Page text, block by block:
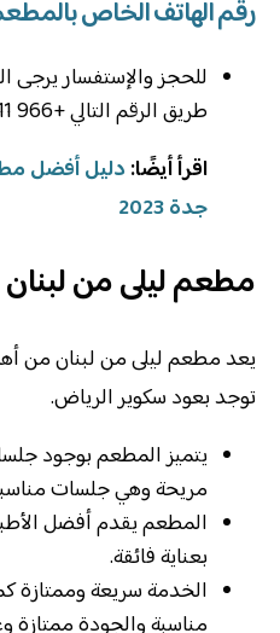
رقم الهاتف الخاص
للحجز والإستفسار يرجى
طريق الرقم التالي +966 11 482 2215.
اقرأ أيضًا: دليل أفضل
جدة 2023
مطعم ليلى من لبنان
يعد مطعم ليلى من لبنان من
توجد بعود سكوير الرياض.
يتميز المطعم بوجود
مريحة وهي جلسات مناسبة
المطعم يقدم أفضل
بعناية فائقة.
الخدمة سريعة وممتازة
مناسبة والجودة ممتازة